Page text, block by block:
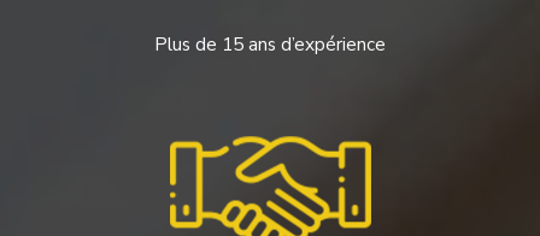
Plus de 15 ans d’expérience